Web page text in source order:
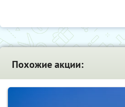
Похожие акции: